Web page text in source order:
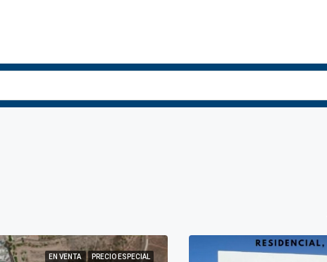
EN VENTA PRECIO ESPECIAL